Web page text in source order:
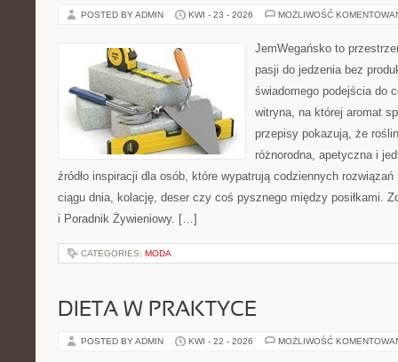
POSTED BY ADMIN KWI - 23 - 2026 MOŻLIWOŚĆ
JemWegańsko to
pasji do jedzenia bez
świadomego podejścia do
witryna, na której aromat
przepisy pokazują, że
różnorodna, apetyczna i
źródło inspiracji dla osób, które wypatrują codziennych rozwiązań
ciągu dnia, kolację, deser czy coś pysznego między posiłkami.
i Poradnik Żywieniowy. […]
CATEGORIES: MODA
DIETA W PRAKTYCE
POSTED BY ADMIN KWI - 22 - 2026 MOŻLIWOŚĆ